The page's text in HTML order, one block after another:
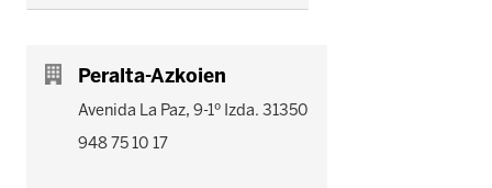
Peralta-Azkoien
Avenida La Paz, 9-1º Izda. 31350
948 75 10 17